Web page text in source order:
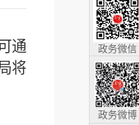
通
将
政务微信
政务微博